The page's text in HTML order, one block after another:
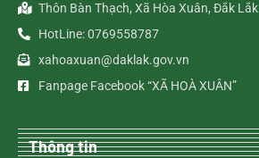
Thôn Bàn Thạch, Xã Hòa Xuân, Đắk Lắk
HotLine: 0769558787
xahoaxuan@daklak.gov.vn
Fanpage Facebook “XÃ HOÀ XUÂN”
Thông tin